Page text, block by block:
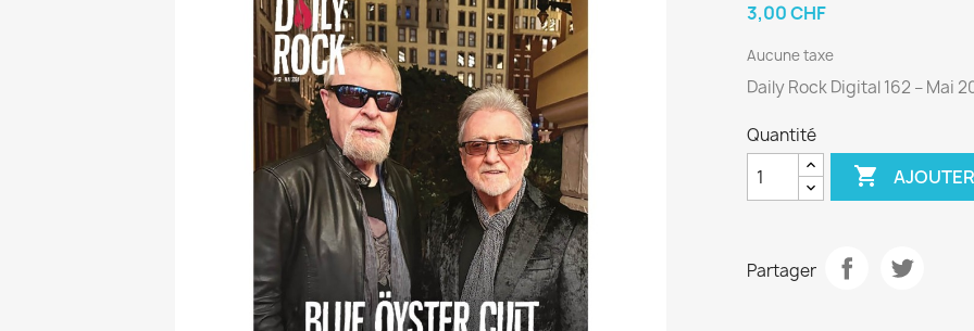
3,00 CHF
Aucune taxe
Daily Rock Digital 162 – Mai
Quantité

Partager